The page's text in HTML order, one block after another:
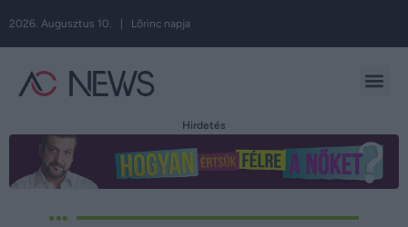
2026. Augusztus 10. | Lőrinc napja
Hirdetés